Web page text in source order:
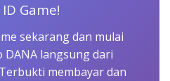
Game!
sekarang dan mulai
DANA langsung dari
membayar dan